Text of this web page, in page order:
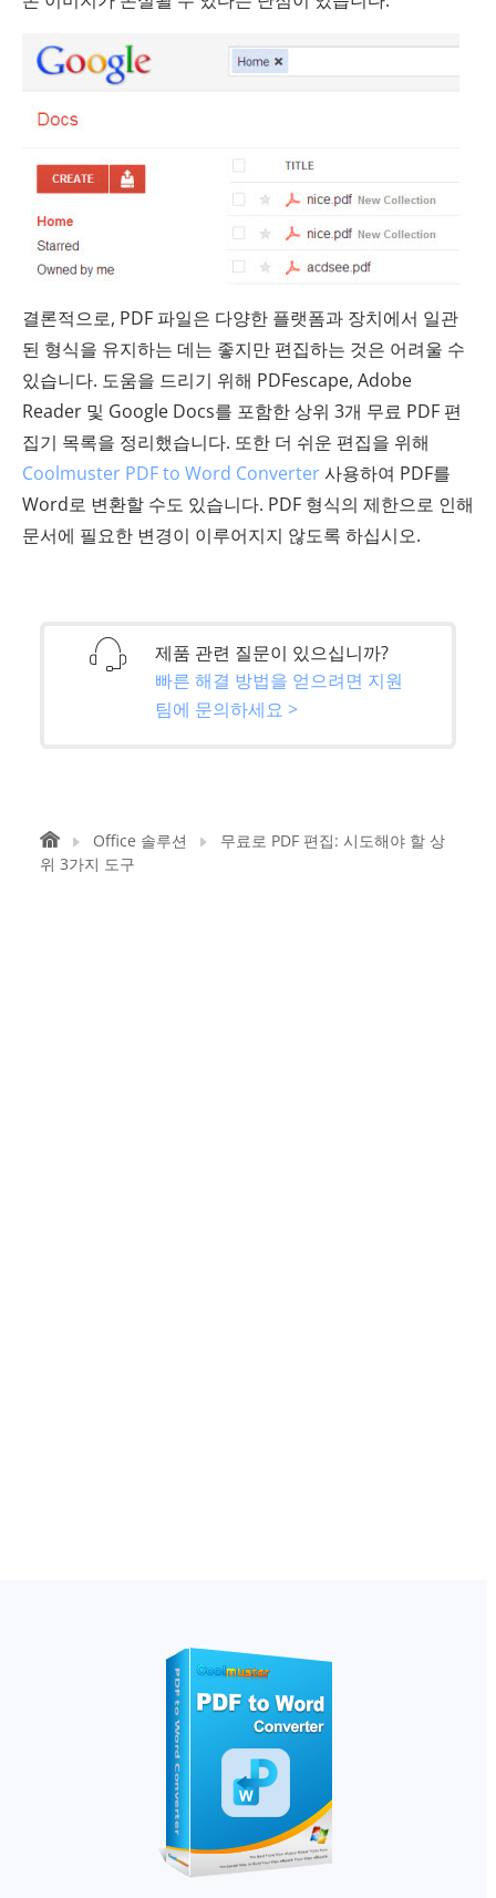
결론적으로, PDF 파일은 다양한 플랫폼과 장치에서 일관
된 형식을 유지하는 데는 좋지만 편집하는 것은 어려울 수
있습니다. 도움을 드리기 위해 PDFescape, Adobe
Reader 및 Google Docs를 포함한 상위 3개 무료 PDF 편
집기 목록을 정리했습니다. 또한 더 쉬운 편집을 위해
Coolmuster PDF to Word Converter사용하여 PDF를
Word로 변환할 수도 있습니다. PDF 형식의 제한으로 인해
문서에 필요한 변경이 이루어지지 않도록 하십시오.
제품 관련 질문이 있으십니까?
빠른 해결 방법을 얻으려면 지원
팀에 문의하세요 >
Office 솔루션
무료로 PDF 편집: 시도해야 할 상
위 3가지 도구